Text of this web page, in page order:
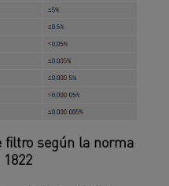
filtro según la norma
1822